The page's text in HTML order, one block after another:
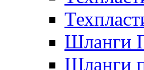
Шланги
Шланги